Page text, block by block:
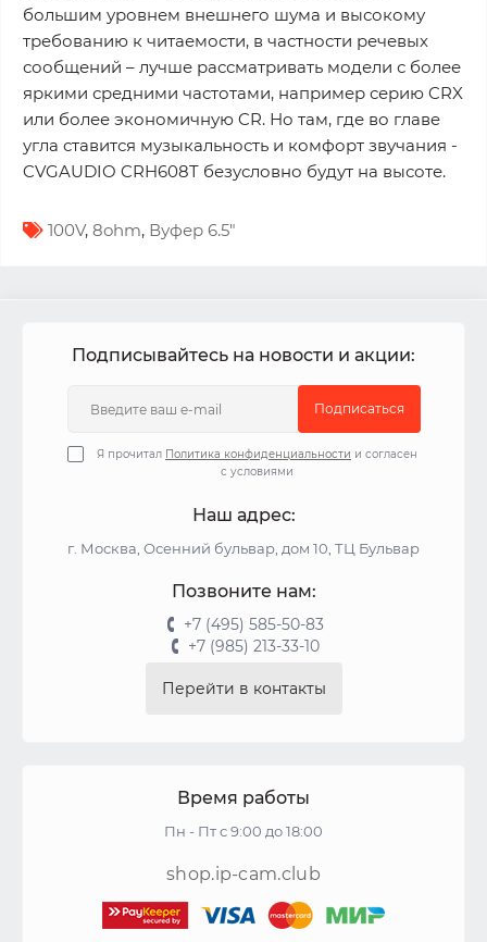
большим уровнем внешнего шума и высокому
требованию к читаемости, в частности речевых
сообщений – лучше рассматривать модели с более
яркими средними частотами, например серию CRX
или более экономичную CR. Но там, где во главe
угла ставится музыкальность и комфорт звучания -
CVGAUDIO CRH608T безусловно будут на высоте.
100V, 8ohm, Вуфер 6.5″
Подписывайтесь на новости и акции:
Подписаться
Я прочитал Политика конфиденциальности и согласен
с условиями
Наш адрес:
г. Москва, Осенний бульвар, дом 10, ТЦ Бульвар
Позвоните нам:
+7 (495) 585-50-83
+7 (985) 213-33-10
Перейти в контакты
Время работы
Пн - Пт с 9:00 до 18:00
shop.ip-cam.club